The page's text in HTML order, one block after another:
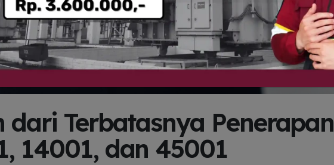
dari Terbatasnya Penerapan
14001, dan 45001